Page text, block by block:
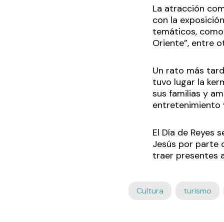
La atracción
con la
temáticos, como
Oriente”, entre
Un rato más
tuvo lugar la
sus familias y
entretenimiento
El Día de Reyes
Jesús por parte
traer presentes
Cultura turismo